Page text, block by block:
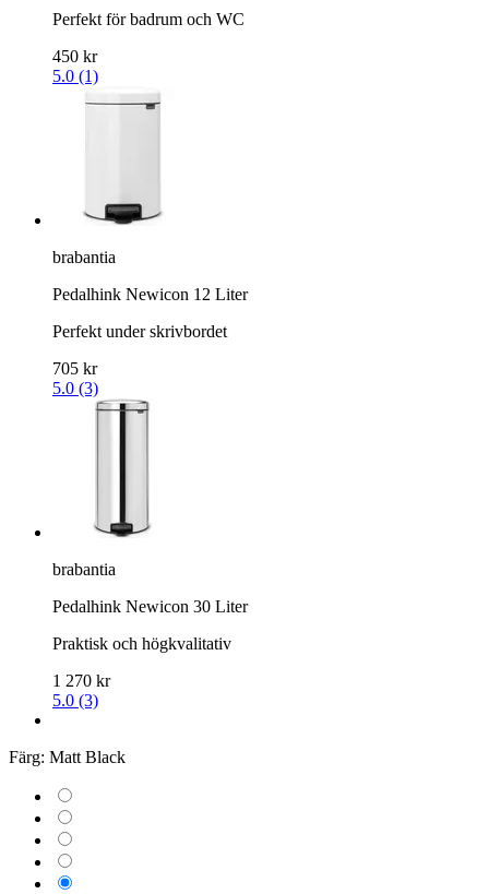
Perfekt för badrum och WC
450 kr
5.0 (1)
brabantia
Pedalhink Newicon 12 Liter
Perfekt under skrivbordet
705 kr
5.0 (3)
brabantia
Pedalhink Newicon 30 Liter
Praktisk och högkvalitativ
1 270 kr
5.0 (3)
Färg: Matt Black